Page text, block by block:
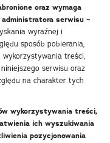
oraz wymaga
serwisu –
wyraźnej i
sposób pobierania,
treści,
serwisu oraz
na charakter tych
wykorzystywania treści,
ich wyszukiwania
pozycjonowania